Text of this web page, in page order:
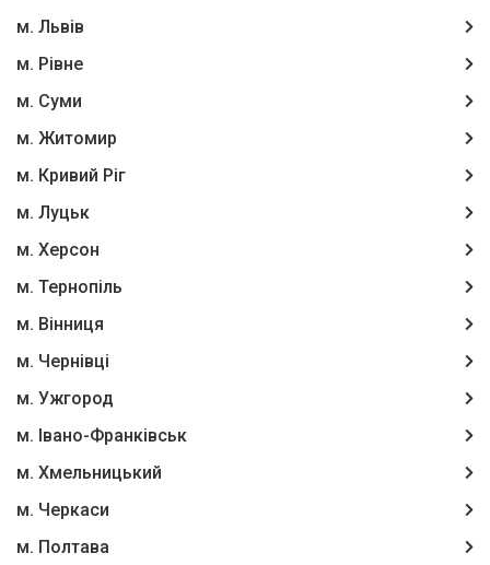
м. Львів
м. Рівне
м. Суми
м. Житомир
м. Кривий Ріг
м. Луцьк
м. Херсон
м. Тернопіль
м. Вінниця
м. Чернівці
м. Ужгород
м. Івано-Франківськ
м. Хмельницький
м. Черкаси
м. Полтава